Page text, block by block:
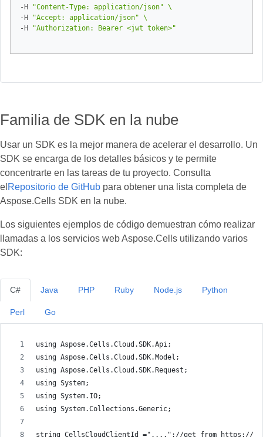
-H
"Content-Type: application/json"
-H
"Accept: application/json"
-H
"Authorization: Bearer <jwt token>"
Familia de SDK en la nube
Usar un SDK es la mejor manera de acelerar el desarrollo. Un
SDK se encarga de los detalles básicos y te permite
concentrarte en las tareas de tu proyecto. Consulta
el Repositorio de GitHub para obtener una lista completa de
Aspose.Cells SDK en la nube.
Los siguientes ejemplos de código demuestran cómo realizar
llamadas a los servicios web Aspose.Cells utilizando varios
SDK:
C#
using Aspose.Cells.Cloud.SDK.Api;
using Aspose.Cells.Cloud.SDK.Model;
using Aspose.Cells.Cloud.SDK.Request;
using System;
using System.IO;
using System.Collections.Generic;
string CellsCloudClientId ="....";//get from https://
Java PHP Ruby Node.js Python
Perl Go